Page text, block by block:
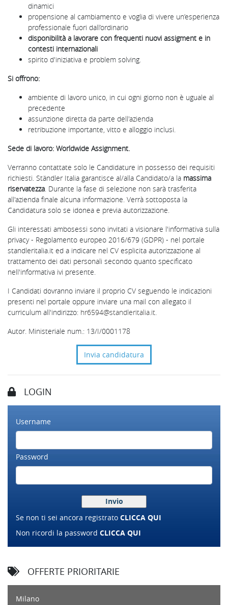
dinamici
propensione al cambiamento e voglia di vivere un’esperienza
professionale fuori dall’ordinario
disponibilità a lavorare con frequenti nuovi assigment e in
contesti internazionali
spirito d'iniziativa e problem solving.
Si offrono:
ambiente di lavoro unico, in cui ogni giorno non è uguale al
precedente
assunzione diretta da parte dell'azienda
retribuzione importante, vitto e alloggio inclusi.
Sede di lavoro: Worldwide Assignment.
Verranno contattate solo le Candidature in possesso dei requisiti
richiesti. Ständler Italia garantisce al/alla Candidato/a la massima
riservatezza . Durante la fase di selezione non sarà trasferita
all'azienda finale alcuna informazione. Verrà sottoposta la
Candidatura solo se idonea e previa autorizzazione.
Gli interessati ambosessi sono invitati a visionare l'informativa sulla
privacy - Regolamento europeo 2016/679 (GDPR) - nel portale
standleritalia.it ed a indicare nel CV esplicita autorizzazione al
trattamento dei dati personali secondo quanto specificato
nell'informativa ivi presente.
I Candidati dovranno inviare il proprio CV seguendo le indicazioni
presenti nel portale oppure inviare una mail con allegato il
curriculum all'indirizzo: hr6594@standleritalia.it
Autor. Ministeriale num.: 13/I/0001178
Invia candidatura
LOGIN
Username
Password
Se non ti sei ancora registrato CLICCA QUI
Non ricordi la password CLICCA QUI
OFFERTE PRIORITARIE
Milano